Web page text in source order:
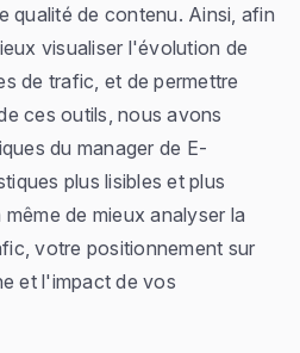
qualité de contenu. Ainsi, afin
visualiser l'évolution de
de trafic, et de permettre
ces outils, nous avons
du manager de E-
plus lisibles et plus
de mieux analyser la
votre positionnement sur
et l'impact de vos